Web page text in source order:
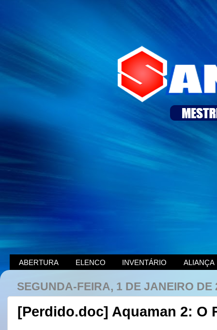
ABERTURA ELENCO INVENTÁRIO ALIANÇA
SEGUNDA-FEIRA, 1 DE JANEIRO DE
[Perdido.doc] Aquaman 2: O